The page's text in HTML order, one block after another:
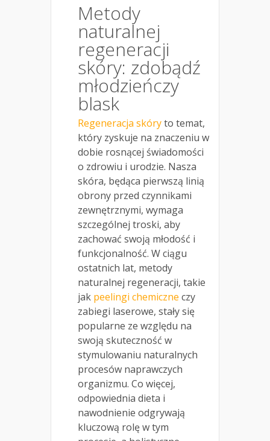
Metody
naturalnej
regeneracji
skóry: zdobądź
młodzieńczy
blask
Regeneracja skóryto temat,
który zyskuje na znaczeniu w
dobie rosnącej świadomości
o zdrowiu i urodzie. Nasza
skóra, będąca pierwszą linią
obrony przed czynnikami
zewnętrznymi, wymaga
szczególnej troski, aby
zachować swoją młodość i
funkcjonalność. W ciągu
ostatnich lat, metody
naturalnej regeneracji, takie
jak peelingi chemiczne czy
zabiegi laserowe, stały się
popularne ze względu na
swoją skuteczność w
stymulowaniu naturalnych
procesów naprawczych
organizmu. Co więcej,
odpowiednia dieta i
nawodnienie odgrywają
kluczową rolę w tym